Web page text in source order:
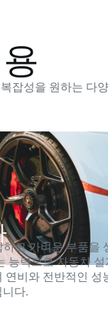
잡성을 원하는 다
고 가벼운 부품을
능력으로 자동차 설
연비와 전반적인 성
니다.